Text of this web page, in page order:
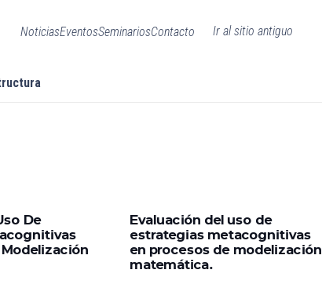
NoticiasEventosSeminariosContacto Ir al sitio antiguo
De
Evaluación del uso de
estrategias metacognitivas
en procesos de modelización
matemática.